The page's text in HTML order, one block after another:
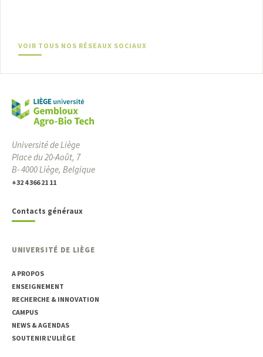
VOIR TOUS NOS RÉSEAUX SOCIAUX
Université de Liège
Place du 20-Août, 7
B- 4000 Liège, Belgique
+32 4 366 21 11
Contacts généraux
UNIVERSITÉ DE LIÈGE
A PROPOS
ENSEIGNEMENT
RECHERCHE & INNOVATION
CAMPUS
NEWS & AGENDAS
SOUTENIR L'ULIÈGE